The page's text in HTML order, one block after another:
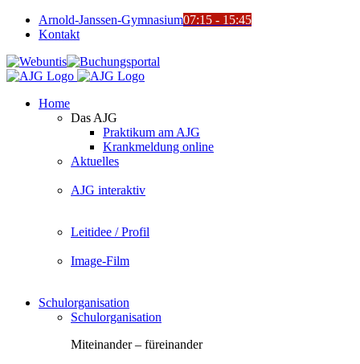
Zum
Inhalt
Arnold-Janssen-Gymnasium07:15 - 15:45
Kontakt
YouTube
Facebook
Instagram
Benutzerdefiniert
Webuntis Buchungsportal
Home
Das AJG
Praktikum am AJG
Krankmeldung online
Aktuelles
AJG interaktiv
Leitidee / Profil
Image-Film
Schulorganisation
Schulorganisation
Miteinander – füreinander